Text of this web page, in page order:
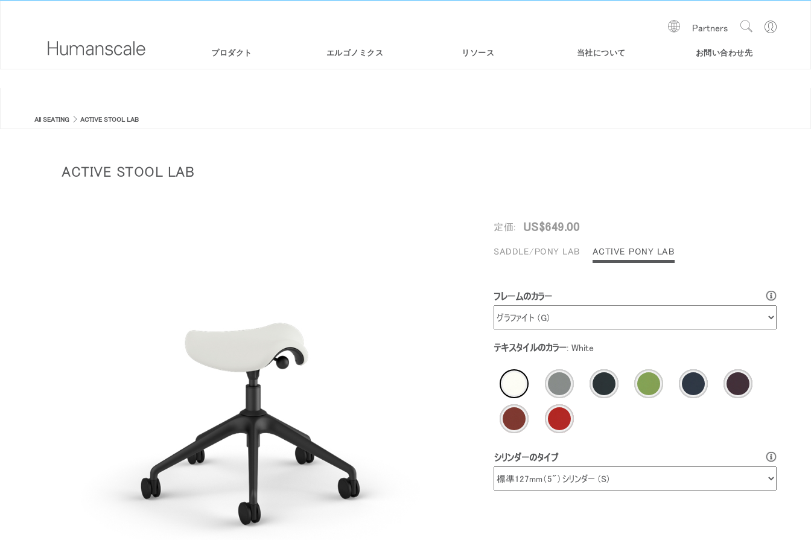
プロダクト エルゴノミクス リソース 当社について お問い合わせ先
Go
Site
Partners
Show
スタンディングデスク/ シットスタンド
キーボードシステム
ダウンロードライブラリー
PRICING GUIDES
CSR情報
ニュースルーム
All SEATING ACTIVE STOOL LAB
ACTIVE STOOL LAB
定価: US$649.00
SADDLE/PONY LAB ACTIVE PONY LAB
フレームのカラー
テキスタイルのカラー:White
シリンダーのタイプ